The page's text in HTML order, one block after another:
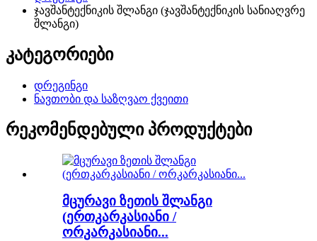
ჯავშანტექნიკის შლანგი (ჯავშანტექნიკის სანიაღვრე
შლანგი)
კატეგორიები
დრეგინგი
ნავთობი და საზღვაო ქვეითი
რეკომენდებული პროდუქტები
მცურავი ზეთის შლანგი
(ერთკარკასიანი /
ორკარკასიანი...